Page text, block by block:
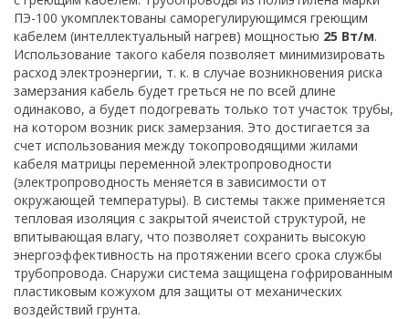
ПЭ-100 укомплектованы саморегулирующимся греющим
кабелем (интеллектуальный нагрев) мощностью 25 Вт/м.
Использование такого кабеля позволяет минимизировать
расход электроэнергии, т. к. в случае возникновения риска
замерзания кабель будет греться не по всей длине
одинаково, а будет подогревать только тот участок трубы,
на котором возник риск замерзания. Это достигается за
счет использования между токопроводящими жилами
кабеля матрицы переменной электропроводности
(электропроводность меняется в зависимости от
окружающей температуры). В системы также применяется
тепловая изоляция с закрытой ячеистой структурой, не
впитывающая влагу, что позволяет сохранить высокую
энергоэффективность на протяжении всего срока службы
трубопровода. Снаружи система защищена гофрированным
пластиковым кожухом для защиты от механических
воздействий грунта.